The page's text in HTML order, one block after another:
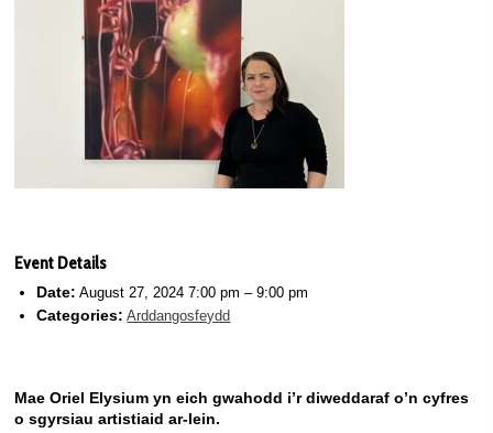
Event Details
Date: August 27, 2024 7:00 pm –9:00 pm
Categories: Arddangosfeydd
Mae Oriel Elysium yn eich gwahodd i’r diweddaraf o’n cyfres
o sgyrsiau artistiaid ar-lein.